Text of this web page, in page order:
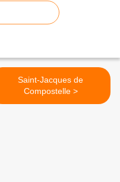
Saint-Jacques de
Compostelle >